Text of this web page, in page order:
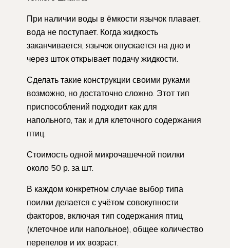
При наличии воды в ёмкости язычок плавает,
вода не поступает. Когда жидкость
заканчивается, язычок опускается на дно и
через шток открывает подачу жидкости.
Сделать такие конструкции своими руками
возможно, но достаточно сложно. Этот тип
приспособлений подходит как для
напольного, так и для клеточного содержания
птиц.
Стоимость одной микрочашечной поилки
около 50 р. за шт.
В каждом конкретном случае выбор типа
поилки делается с учётом совокупности
факторов, включая тип содержания птиц
(клеточное или напольное), общее количество
перепелов и их возраст.